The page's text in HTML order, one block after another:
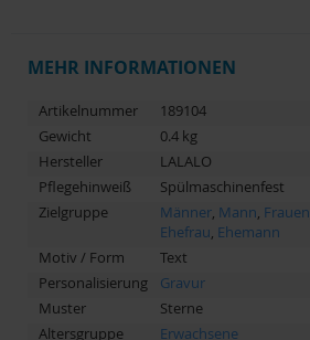
MEHR INFORMATIONEN
Artikelnummer
189104
Gewicht
0.4 kg
Hersteller
LALALO
Pflegehinweiß
Spülmaschinenfest
Zielgruppe
Männer, Mann, Frauen
Ehefrau, Ehemann
Motiv / Form
Text
Personalisierung
Gravur
Muster
Sterne
Altersgruppe
Erwachsene